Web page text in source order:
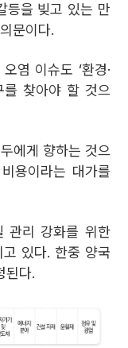
등을 빚고 있는 만
문이다.
염 이슈도 ‘환경·
를 찾아야 할 것으
에게 향하는 것으
용이라는 대가를
관리 강화를 위한
있다. 한중 양국
된다.